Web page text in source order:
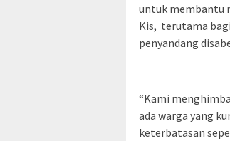
untuk membantu
Kis, terutama
penyandang
“Kami
ada warga yang
keterbatasan